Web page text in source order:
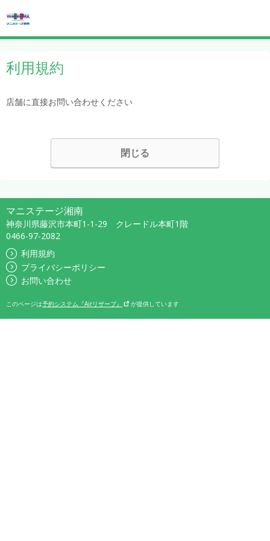
利用規約
店舗に直接お問い合わせください
閉じる
マニステージ湘南
神奈川県藤沢市本町1-1-29 クレードル本町1階
0466-97-2082
利用規約
プライバシーポリシー
お問い合わせ
このページは予約システム『Airリザーブ』 が提供しています